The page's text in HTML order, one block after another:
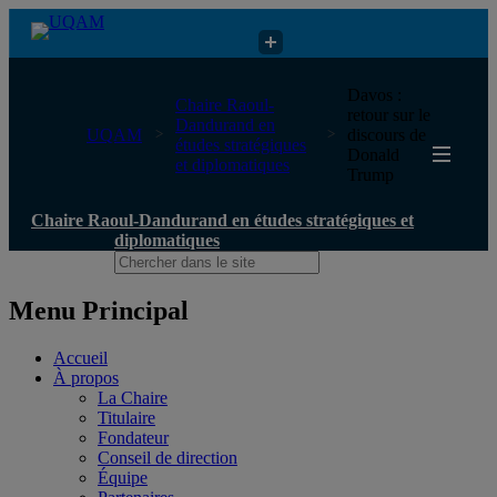
Chaire Raoul-Dandurand en études stratégiques et diplomatiques
UQAM
Chaire Raoul-
Dandurand en
études stratégiques
et diplomatiques
Davos :
retour sur le
discours de
Donald
Trump
Chaire Raoul-Dandurand en études stratégiques et
diplomatiques
Menu Principal
Accueil
À propos
La Chaire
Titulaire
Fondateur
Conseil de direction
Équipe